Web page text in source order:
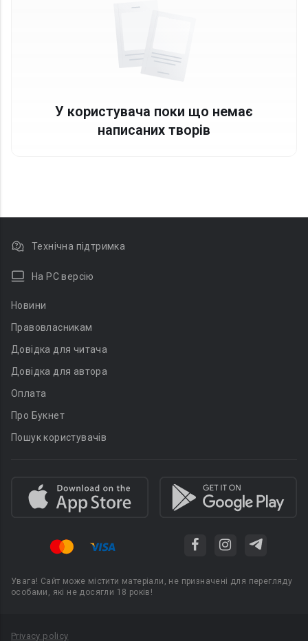
У користувача поки що немає
написаних творів
Технічна підтримка
На PC версію
Новини
Правовласникам
Довідка для читача
Довідка для автора
Оплата
Про Букнет
Пошук користувачів
Увага! Сайт може містити матеріали, не призначені для перегляду
особами, які не досягли 18 років!
Privacy policy